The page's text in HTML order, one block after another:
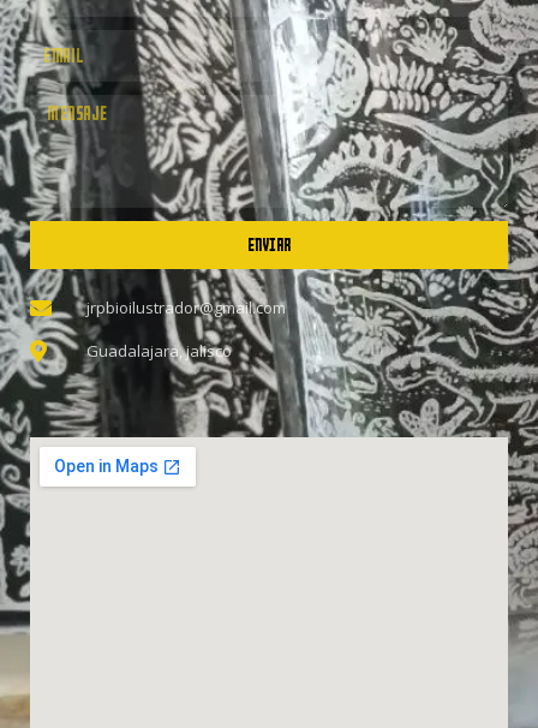
ENVIAR
jrpbioilustrador@gmail.com
Guadalajara, jalisco